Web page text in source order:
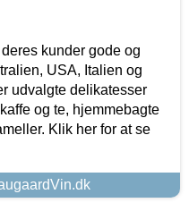
kunder gode og
USA, Italien og
udvalgte delikatesser
og te, hjemmebagte
Klik her for at se